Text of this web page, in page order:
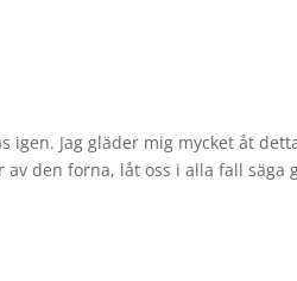
igen. Jag gläder mig mycket åt
den forna, låt oss i alla fall säga